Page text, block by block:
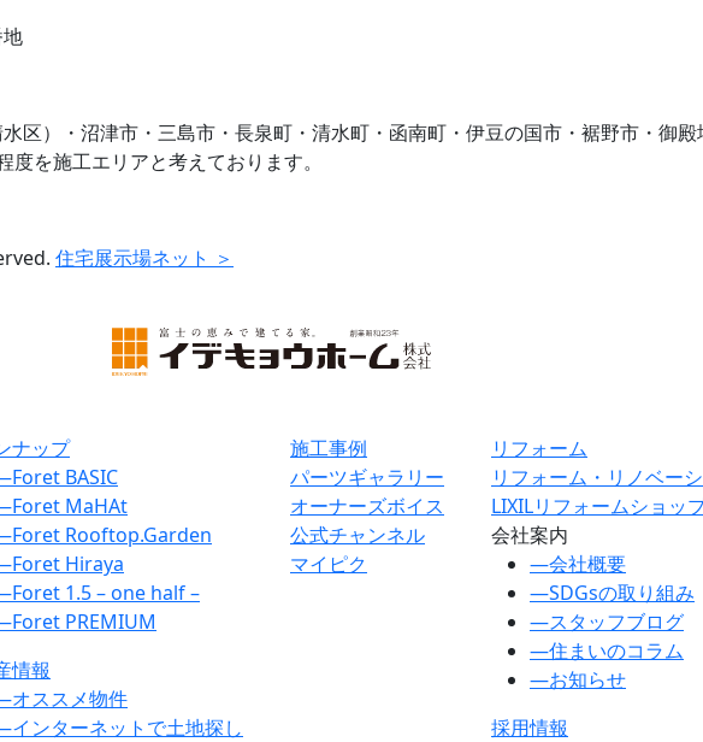
区）・沼津市・三島市・長泉町・清水町・函南町・伊豆の国市・裾野市・御
を施工エリアと考えております。
住宅展示場ネット ＞
ナップ
Foret BASIC
Foret MaHAt
Foret Rooftop.Garden
Foret Hiraya
Foret 1.5 – one half –
Foret PREMIUM
情報
オススメ物件
インターネットで土地探し
施工事例
パーツギャラリー
オーナーズボイス
公式チャンネル
マイピク
リフォーム
リフォーム・リノベー
LIXILリフォームショッ
会社案内
―会社概要
―SDGsの取り組み
―スタッフブログ
―住まいのコラム
―お知らせ
採用情報